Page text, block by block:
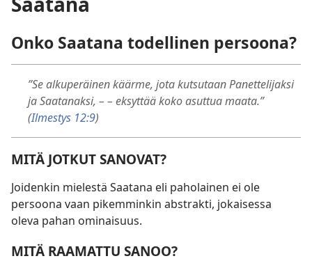
Onko Saatana todellinen persoona?
”Se alkuperäinen käärme, jota kutsutaan Panettelijaksi
ja Saatanaksi, – – eksyttää koko asuttua maata.”
(Ilmestys 12:9)
MITÄ JOTKUT SANOVAT?
Joidenkin mielestä Saatana eli paholainen ei ole
persoona vaan pikemminkin abstrakti, jokaisessa
oleva pahan ominaisuus.
MITÄ RAAMATTU SANOO?